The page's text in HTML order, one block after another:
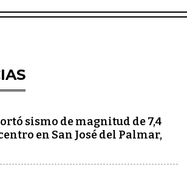
sismo de magnitud de 7,4
en San José del Palmar,